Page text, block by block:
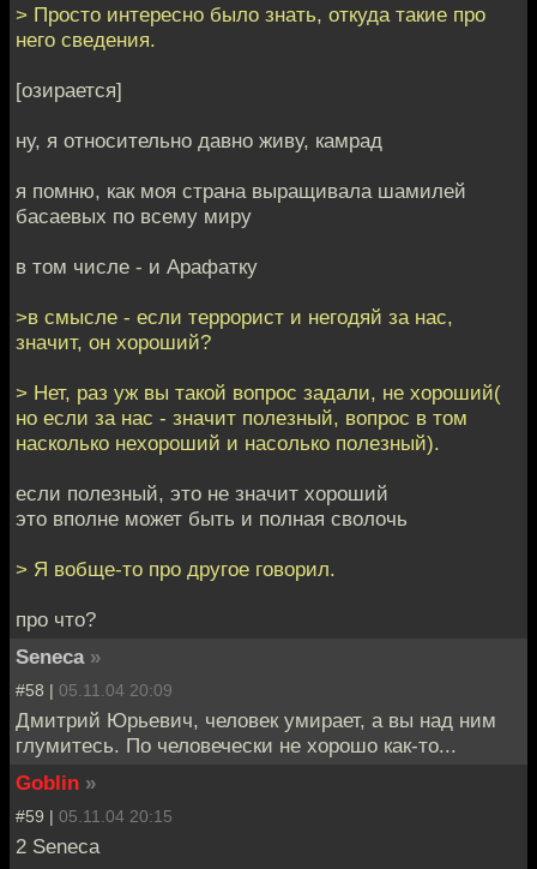
> Просто интересно было знать, откуда такие про
него сведения.
[озирается]
ну, я относительно давно живу, камрад
я помню, как моя страна выращивала шамилей
басаевых по всему миру
в том числе - и Арафатку
>в смысле - если террорист и негодяй за нас,
значит, он хороший?
> Нет, раз уж вы такой вопрос задали, не хороший(
но если за нас - значит полезный, вопрос в том
насколько нехороший и насолько полезный).
если полезный, это не значит хороший
это вполне может быть и полная сволочь
> Я вобще-то про другое говорил.
про что?
Seneca »
#58 | 05.11.04 20:09
Дмитрий Юрьевич, человек умирает, а вы над ним
глумитесь. По человечески не хорошо как-то...
Goblin »
#59 | 05.11.04 20:15
2 Seneca